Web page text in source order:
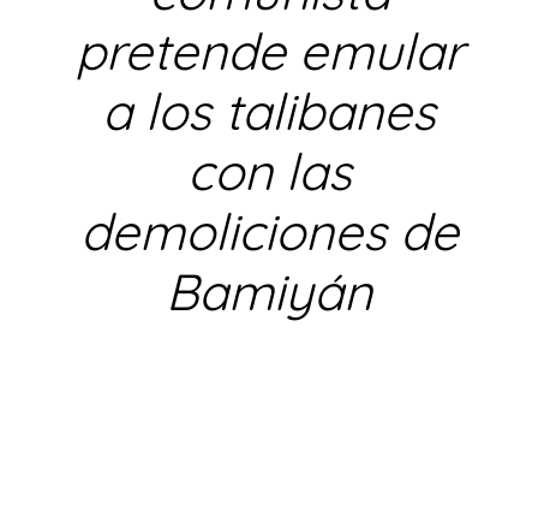
pretende emular
a los talibanes
con las
demoliciones de
Bamiyán